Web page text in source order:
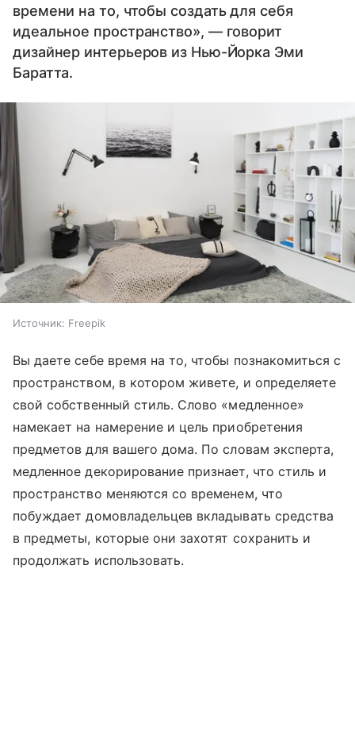
времени на то, чтобы создать для себя
идеальное пространство», — говорит
дизайнер интерьеров из Нью-Йорка Эми
Баратта.
Источник: Freepik
Вы даете себе время на то, чтобы познакомиться с
пространством, в котором живете, и определяете
свой собственный стиль. Слово «медленное»
намекает на намерение и цель приобретения
предметов для вашего дома. По словам эксперта,
медленное декорирование признает, что стиль и
пространство меняются со временем, что
побуждает домовладельцев вкладывать средства
в предметы, которые они захотят сохранить и
продолжать использовать.